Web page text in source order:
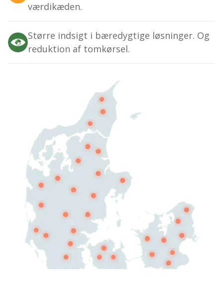
værdikæden.
Større indsigt i bæredygtige løsninger. Og
reduktion af tomkørsel.